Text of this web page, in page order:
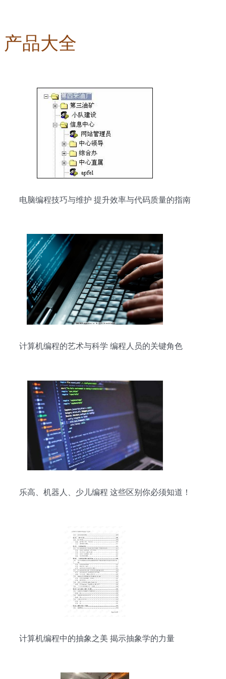
产品大全
电脑编程技巧与维护 提升效率与代码质量的指南
计算机编程的艺术与科学 编程人员的关键角色
乐高、机器人、少儿编程 这些区别你必须知道！
计算机编程中的抽象之美 揭示抽象学的力量